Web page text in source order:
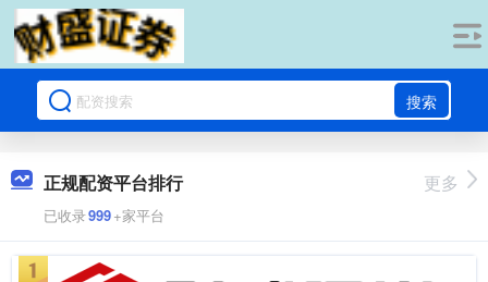
搜索
正规配资平台排行
已收录999+家平台
更多